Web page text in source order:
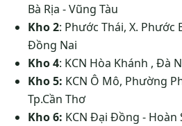
Bà Rịa - Vũng Tàu
Kho 2: Phước Thái, X. Phước
Đồng Nai
Kho 4: KCN Hòa Khánh , Đà
Kho 5: KCN Ô Mô, Phường
Tp.Cần Thơ
Kho 6: KCN Đại Đồng - Hoàn